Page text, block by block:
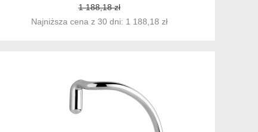
1 188,18 zł
Najniższa cena z 30 dni: 1 188,18 zł